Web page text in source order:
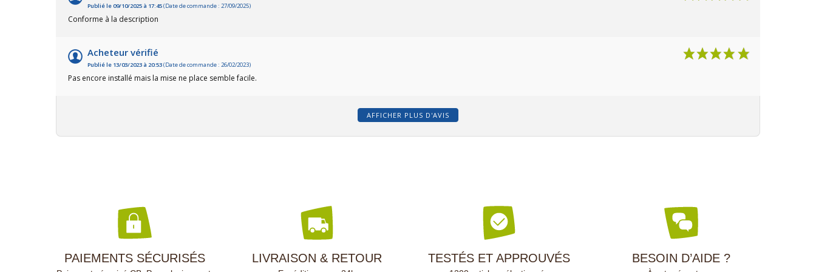
Publié le 09/10/2025 à 17:45(Date de commande : 27/09/2025)
Conforme à la description
Acheteur vérifié
Publié le 13/03/2023 à 20:53(Date de commande : 26/02/2023)
Pas encore installé mais la mise ne place semble facile.
AFFICHER PLUS D'AVIS
PAIEMENTS SÉCURISÉS LIVRAISON & RETOUR TESTÉS ET APPROUVÉS BESOIN D’AIDE ?